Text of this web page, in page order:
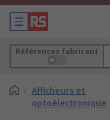
Références fabricant
/ Afficheurs et
optoélectronique